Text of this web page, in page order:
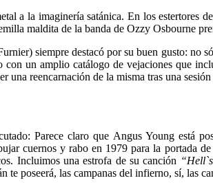
a la imaginería satánica. En los estertores
maldita de la banda de Ozzy Osbourne
siempre destacó por su buen gusto: no
con un amplio catálogo de vejaciones que
reencarnación de la misma tras una
Parece claro que Angus Young está
cuernos y rabo en 1979 para la portada de
Incluimos una estrofa de su canción
te poseerá, las campanas del infierno, sí, las